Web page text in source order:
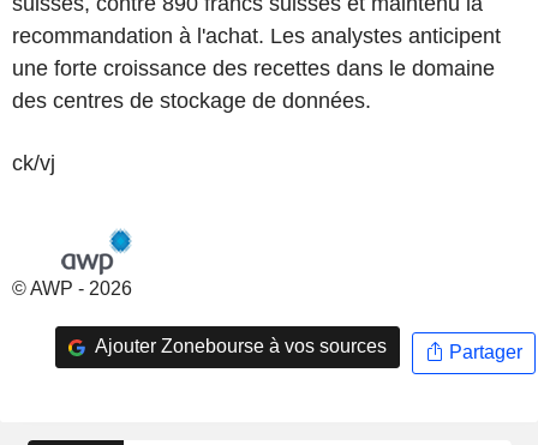
recommandation à l'achat. Les analystes anticipent
une forte croissance des recettes dans le domaine
des centres de stockage de données.
ck/vj
© AWP - 2026
Ajouter Zonebourse à vos sources Partager